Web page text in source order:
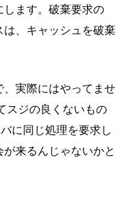
ます。破棄要求の
、キャッシュを破棄
実際にはやってませ
スジの良くないもの
に同じ処理を要求し
来るんじゃないかと